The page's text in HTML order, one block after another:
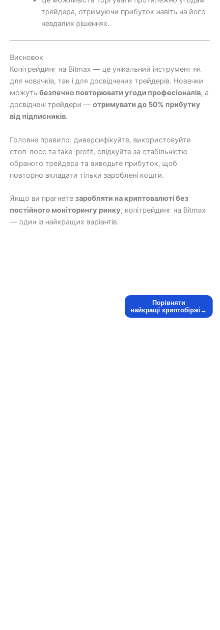
трейдера, отримуючи прибуток навіть на його
невдалих рішеннях.
Висновок
Копітрейдинг на Bitmax — це унікальний інструмент як
для новачків, так і для досвідчених трейдерів. Новачки
можуть безпечно повторювати угоди професіоналів, а
досвідчені трейдери — отримувати до 50% прибутку
від підписників.
Головне правило: диверсифікуйте, використовуйте
стоп-лосс та take-profit, слідкуйте за стабільністю
обраного трейдера та виводьте прибуток, щоб
повторно вкладати тільки зароблені кошти.
Якщо ви прагнете заробляти на криптовалюті без
постійного моніторингу ринку, копітрейдинг на Bitmax
— один із найкращих варіантів.
Порівняти
найкращі криптобіржі→